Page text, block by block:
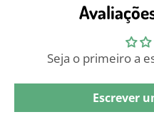
Seja o primeiro a
Escrever